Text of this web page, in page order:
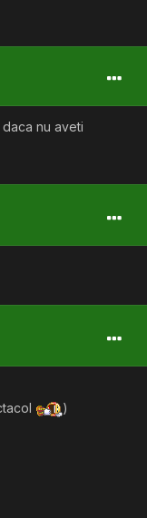
daca nu aveti
)